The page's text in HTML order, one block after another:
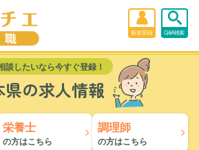
新規登録 Q&A検索
談したいなら今すぐ登録！
県の求人情報
栄養士
の方はこちら
調理師
の方はこちら